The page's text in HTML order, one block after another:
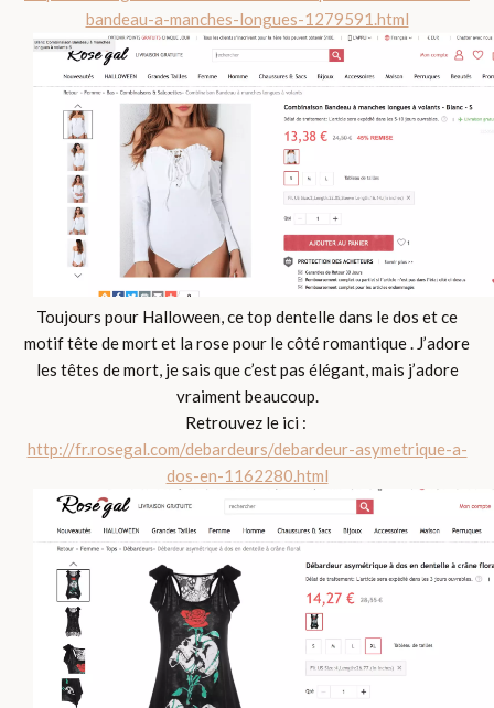
bandeau-a-manches-longues-1279591.html
Toujours pour Halloween, ce top dentelle dans le dos et ce
motif tête de mort et la rose pour le côté romantique . J’adore
les têtes de mort, je sais que c’est pas élégant, mais j’adore
vraiment beaucoup.
Retrouvez le ici :
http://fr.rosegal.com/debardeurs/debardeur-asymetrique-a-
dos-en-1162280.html